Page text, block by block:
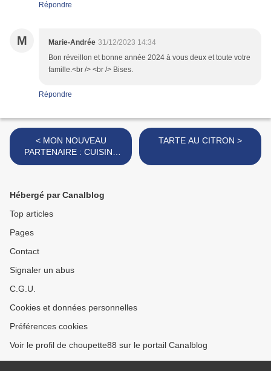
Répondre
M Marie-Andrée 31/12/2023 14:34
Bon réveillon et bonne année 2024 à vous deux et toute votre
famille.<br /> <br /> Bises.
Répondre
< MON NOUVEAU
PARTENAIRE : CUISINE
ADDICT
TARTE AU CITRON >
Hébergé par Canalblog
Top articles
Pages
Contact
Signaler un abus
C.G.U.
Cookies et données personnelles
Préférences cookies
Voir le profil de choupette88 sur le portail Canalblog